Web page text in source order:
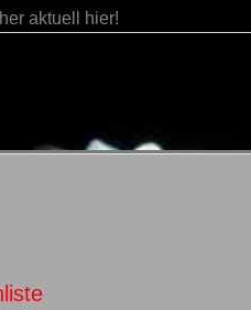
aktuell hier!